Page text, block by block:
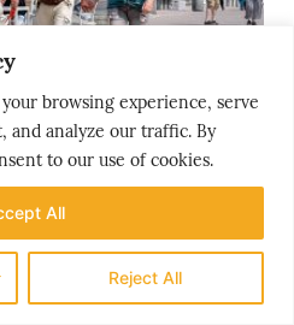
browsing experience, serve
and analyze our traffic. By
to our use of cookies.
Reject All
All